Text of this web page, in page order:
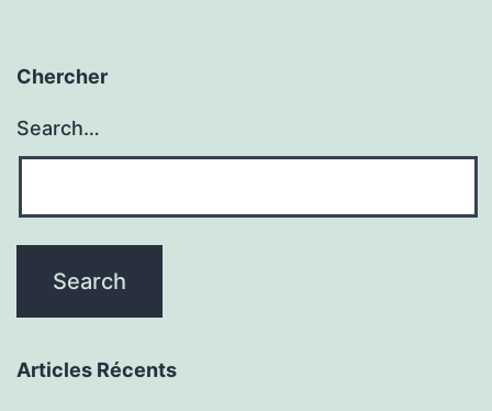
Chercher
Search…
Articles Récents